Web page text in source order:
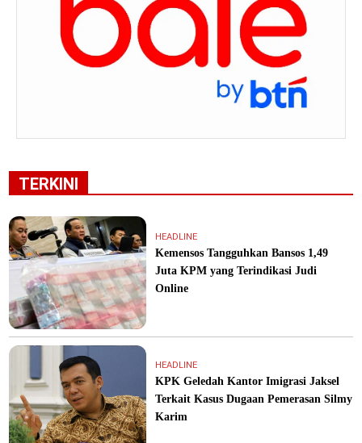
TERKINI
HEADLINE
Kemensos Tangguhkan Bansos 1,49
Juta KPM yang Terindikasi Judi
Online
HEADLINE
KPK Geledah Kantor Imigrasi Jaksel
Terkait Kasus Dugaan Pemerasan Silmy
Karim